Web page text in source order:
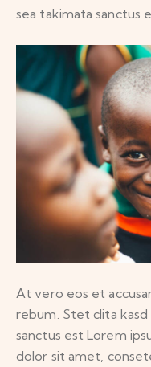
sea takimata sanctus
At vero eos et
rebum. Stet clita
sanctus est Lorem
dolor sit amet,